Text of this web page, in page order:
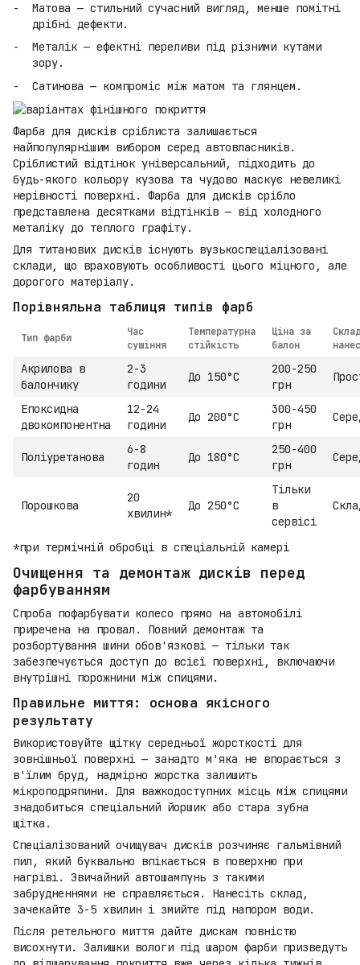
Матова — стильний сучасний вигляд, менше помітні
дрібні дефекти.
Металік — ефектні переливи під різними кутами
зору.
Сатинова — компроміс між матом та глянцем.
Фарба для дисків сріблиста залишається
найпопулярнішим вибором серед автовласників.
Сріблистий відтінок універсальний, підходить до
будь-якого кольору кузова та чудово маскує невеликі
нерівності поверхні. Фарба для дисків срібло
представлена десятками відтінків — від холодного
металіку до теплого графіту.
Для титанових дисків існують вузькоспеціалізовані
склади, що враховують особливості цього міцного, але
дорогого матеріалу.
Порівняльна таблиця типів фарб
Тип фарби
Час
сушіння
Температурна
стійкість
Ціна за
балон
Акрилова в
балончику
2-3
години
До 150°C
200-250
грн
Епоксидна
двокомпонентна
12-24
години
До 200°C
300-450
грн
Поліуретанова
6-8
годин
До 180°C
250-400
грн
Порошкова
20
хвилин*
До 250°C
Тільки
в
сервісі
*при термічній обробці в спеціальній камері
Очищення та демонтаж дисків перед
фарбуванням
Спроба пофарбувати колесо прямо на автомобілі
приречена на провал. Повний демонтаж та
розбортування шини обов'язкові — тільки так
забезпечується доступ до всієї поверхні, включаючи
внутрішні порожнини між спицями.
Правильне миття: основа якісного
результату
Використовуйте щітку середньої жорсткості для
зовнішньої поверхні — занадто м'яка не впорається з
в'їлим бруд, надмірно жорстка залишить
мікроподряпини. Для важкодоступних місць між спицями
знадобиться спеціальний йоршик або стара зубна
щітка.
Спеціалізований очищувач дисків розчиняє гальмівний
пил, який буквально впікається в поверхню при
нагріві. Звичайний автошампунь з такими
забрудненнями не справляється. Нанесіть склад,
зачекайте 3-5 хвилин і змийте під напором води.
Після ретельного миття дайте дискам повністю
висохнути. Залишки вологи під шаром фарби призведуть